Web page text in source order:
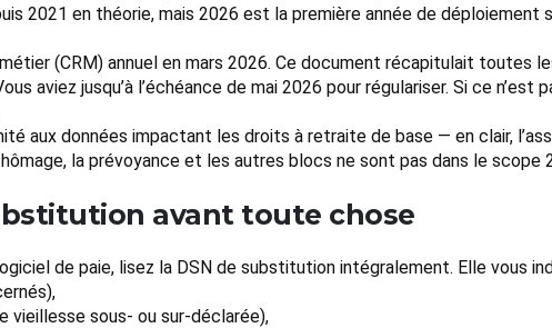
2021 en théorie, mais 2026 est la première année de déploiement
(CRM) annuel en mars 2026. Ce document récapitulait toutes
aviez jusqu’à l’échéance de mai 2026 pour régulariser. Si ce n’est
aux données impactant les droits à retraite de base — en clair,
la prévoyance et les autres blocs ne sont pas dans le scope
avant toute chose
de paie, lisez la DSN de substitution intégralement. Elle vous
vieillesse sous- ou sur-déclarée),